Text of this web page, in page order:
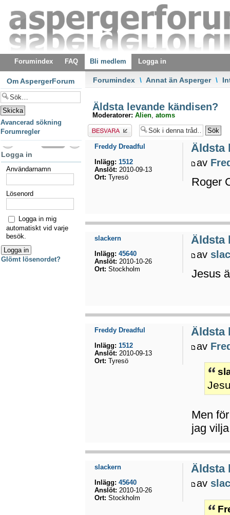
Forumindex FAQ Bli medlem Logga in
Forumindex \ Annat än Asperger \
Äldsta levande kändisen?
Moderatorer: Alien, atoms
Besvara
Äldsta
av
Roger
Freddy Dreadful
Inlägg: 1512
Anslöt: 2010-09-13
Ort: Tyresö
Äldsta
av
Jesus
slackern
Inlägg: 45640
Anslöt: 2010-10-26
Ort: Stockholm
Äldsta
av
Men
jag
Freddy Dreadful
Inlägg: 1512
Anslöt: 2010-09-13
Ort: Tyresö
Äldsta
av
slackern
Inlägg: 45640
Anslöt: 2010-10-26
Ort: Stockholm
Om AspergerForum
Avancerad sökning
Forumregler
Logga in
Användarnamn
Lösenord
Logga in mig
automatiskt vid varje
besök.
Glömt lösenordet?